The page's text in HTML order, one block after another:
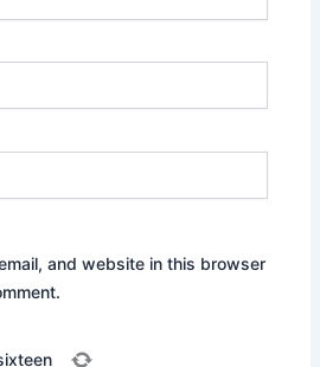
and website in this browser